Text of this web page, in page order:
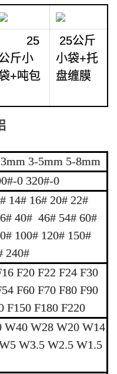
25
斤小
+吨包
25公斤
小袋+托
盘缠膜
3-5mm 5-8mm
0 320#-0
14# 16# 20# 22#
40# 46# 54# 60#
100# 120# 150#
240#
F20 F22 F24 F30
F60 F70 F80 F90
F150 F180 F220
W40 W28 W20 W14
W3.5 W2.5 W1.5